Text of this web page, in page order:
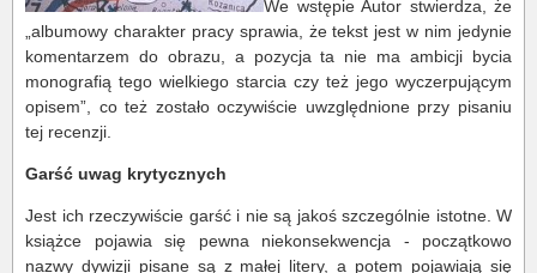
We wstępie Autor stwierdza, że
„albumowy charakter pracy sprawia, że tekst jest w nim jedynie
komentarzem do obrazu, a pozycja ta nie ma ambicji bycia
monografią tego wielkiego starcia czy też jego wyczerpującym
opisem”, co też zostało oczywiście uwzględnione przy pisaniu
tej recenzji.
Garść uwag krytycznych
Jest ich rzeczywiście garść i nie są jakoś szczególnie istotne. W
książce pojawia się pewna niekonsekwencja - początkowo
nazwy dywizji pisane są z małej litery, a potem pojawiają się